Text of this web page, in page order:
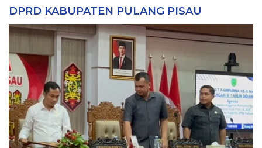
DPRD KABUPATEN PULANG PISAU